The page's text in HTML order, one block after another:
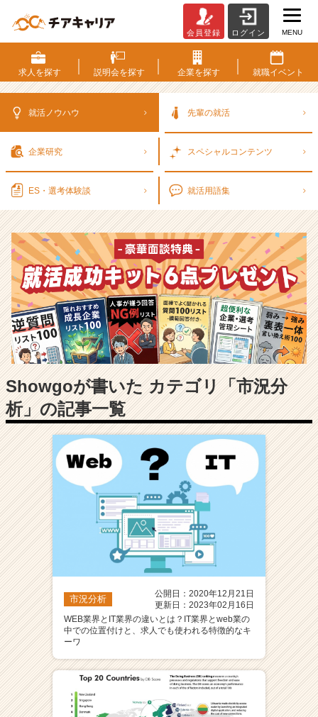
考
対
策・
ウ
ベ
ン
チ
ャ
ー・
成
長
企
業
か
ら
ス
カ
ウ
が
届
就
活
サ
イ
ト
チ
ャ
リ
（C
h
e
会員登録 ログイン MENU
求人を探す 説明会を探す 企業を探す 就職イベント
就活ノウハウ 先輩の就活
企業研究 スペシャルコンテンツ
ES・選考体験談 就活用語集
Showgoが書いた カテゴリ「市況分
析」の記事一覧
市況分析
公開日：2020年12月21日
更新日：2023年02月16日
WEB業界とIT業界の違いとは？IT業界とweb業の
中での位置付けと、求人でも使われる特徴的なキ
ーワ